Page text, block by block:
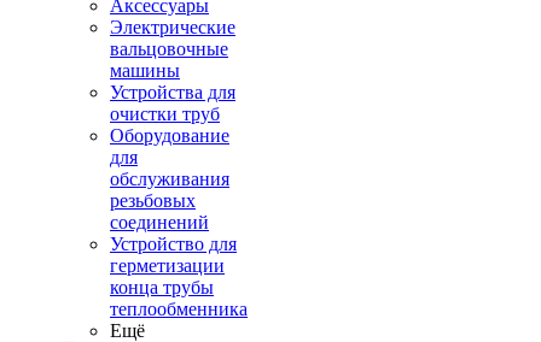
Аксессуары
Электрические
вальцовочные
машины
Устройства для
очистки труб
Оборудование
для
обслуживания
резьбовых
соединений
Устройство для
герметизации
конца трубы
теплообменника
Ещё